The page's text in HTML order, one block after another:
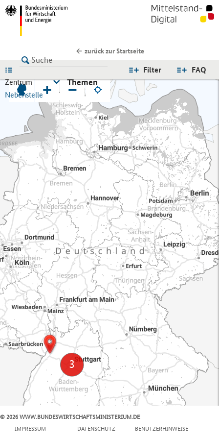
zurück zur Startseite
FAQ
Filter
Zentrum
Nebenstelle
Themen
+ −
© 2026 WWW.BUNDESWIRTSCHAFTSMINISTERIUM.DE
IMPRESSUM
DATENSCHUTZ BENUTZERHINWEISE